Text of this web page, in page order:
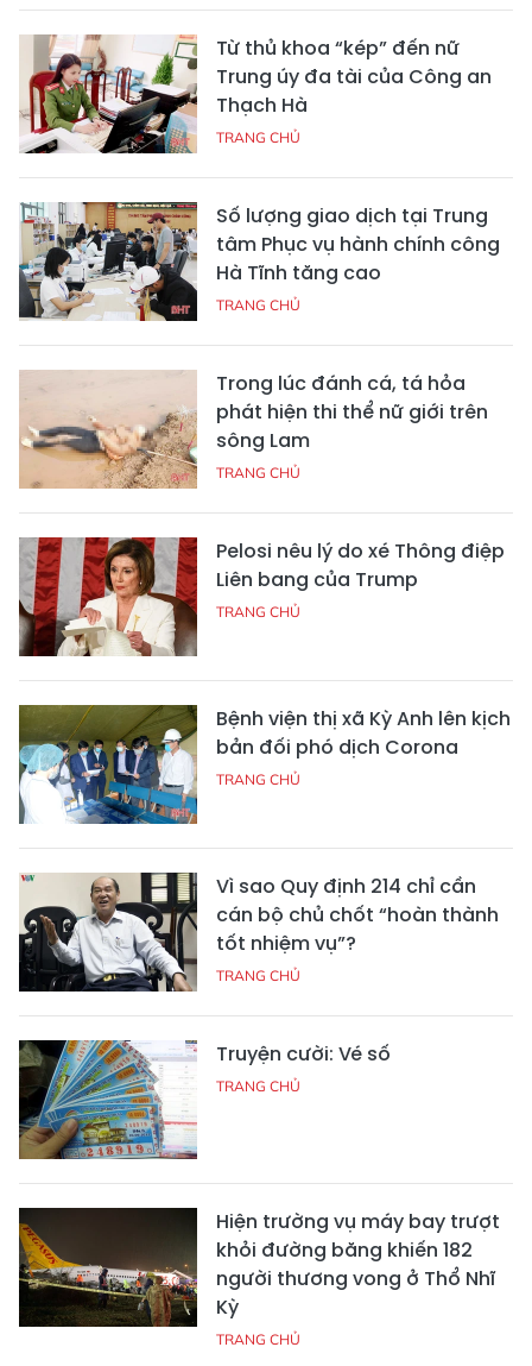
Từ thủ khoa “kép” đến nữ
Trung úy đa tài của Công an
Thạch Hà
TRANG CHỦ
Số lượng giao dịch tại Trung
tâm Phục vụ hành chính công
Hà Tĩnh tăng cao
TRANG CHỦ
Trong lúc đánh cá, tá hỏa
phát hiện thi thể nữ giới trên
sông Lam
TRANG CHỦ
Pelosi nêu lý do xé Thông điệp
Liên bang của Trump
TRANG CHỦ
Bệnh viện thị xã Kỳ Anh lên kịch
bản đối phó dịch Corona
TRANG CHỦ
Vì sao Quy định 214 chỉ cần
cán bộ chủ chốt “hoàn thành
tốt nhiệm vụ”?
TRANG CHỦ
Truyện cười: Vé số
TRANG CHỦ
Hiện trường vụ máy bay trượt
khỏi đường băng khiến 182
người thương vong ở Thổ Nhĩ
Kỳ
TRANG CHỦ